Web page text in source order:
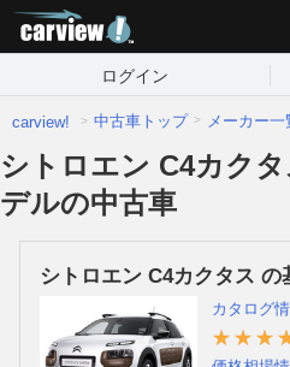
ログイン
carview! 中古車トップ メーカー一
シトロエン C4カク
デルの中古車
シトロエン C4カクタス の
カタログ